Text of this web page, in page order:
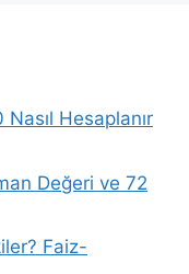
Hesaplanır
Değeri ve 72
Faiz-